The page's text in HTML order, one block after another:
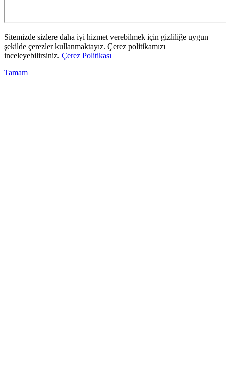
Sitemizde sizlere daha iyi hizmet verebilmek için gizliliğe uygun
şekilde çerezler kullanmaktayız. Çerez politikamızı
inceleyebilirsiniz. Çerez Politikası
Tamam